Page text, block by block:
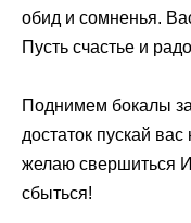
обид и сомненья.
Пусть счастье и
Поднимем бокалы
достаток пускай
желаю свершиться
сбыться!